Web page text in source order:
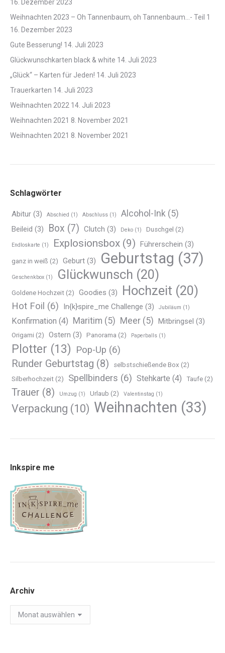
16. Dezember 2023
Weihnachten 2023 – Oh Tannenbaum, oh Tannenbaum…- Teil 1
16. Dezember 2023
Gute Besserung! 14. Juli 2023
Glückwunschkarten black & white 14. Juli 2023
„Glück“ – Karten für Jeden! 14. Juli 2023
Trauerkarten 14. Juli 2023
Weihnachten 2022 14. Juli 2023
Weihnachten 2021 8. November 2021
Weihnachten 2021 8. November 2021
Schlagwörter
Abitur (3) Abschied (1) Abschluss (1) Alcohol-Ink (5)
Beileid (3) Box (7) Clutch (3) Deko (1) Duschgel (2)
Endloskarte (1) Explosionsbox (9) Führerschein (3)
ganz in weiß (2) Geburt (3) Geburtstag (37)
Geschenkbox (1) Glückwunsch (20)
Goldene Hochzeit (2) Goodies (3) Hochzeit (20)
Hot Foil (6) In{k}spire_me Challenge (3) Jubiläum (1)
Konfirmation (4) Maritim (5) Meer (5) Mitbringsel (3)
Origami (2) Ostern (3) Panorama (2) Paperballs (1)
Plotter (13) Pop-Up (6)
Runder Geburtstag (8) selbstschießende Box (2)
Silberhochzeit (2) Spellbinders (6) Stehkarte (4) Taufe (2)
Trauer (8) Umzug (1) Urlaub (2) Valentinstag (1)
Verpackung (10) Weihnachten (33)
Inkspire me
Archiv
Archiv